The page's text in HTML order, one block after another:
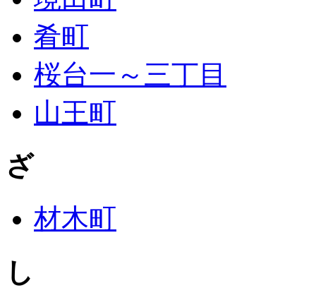
肴町
桜台一～三丁目
山王町
ざ
材木町
し